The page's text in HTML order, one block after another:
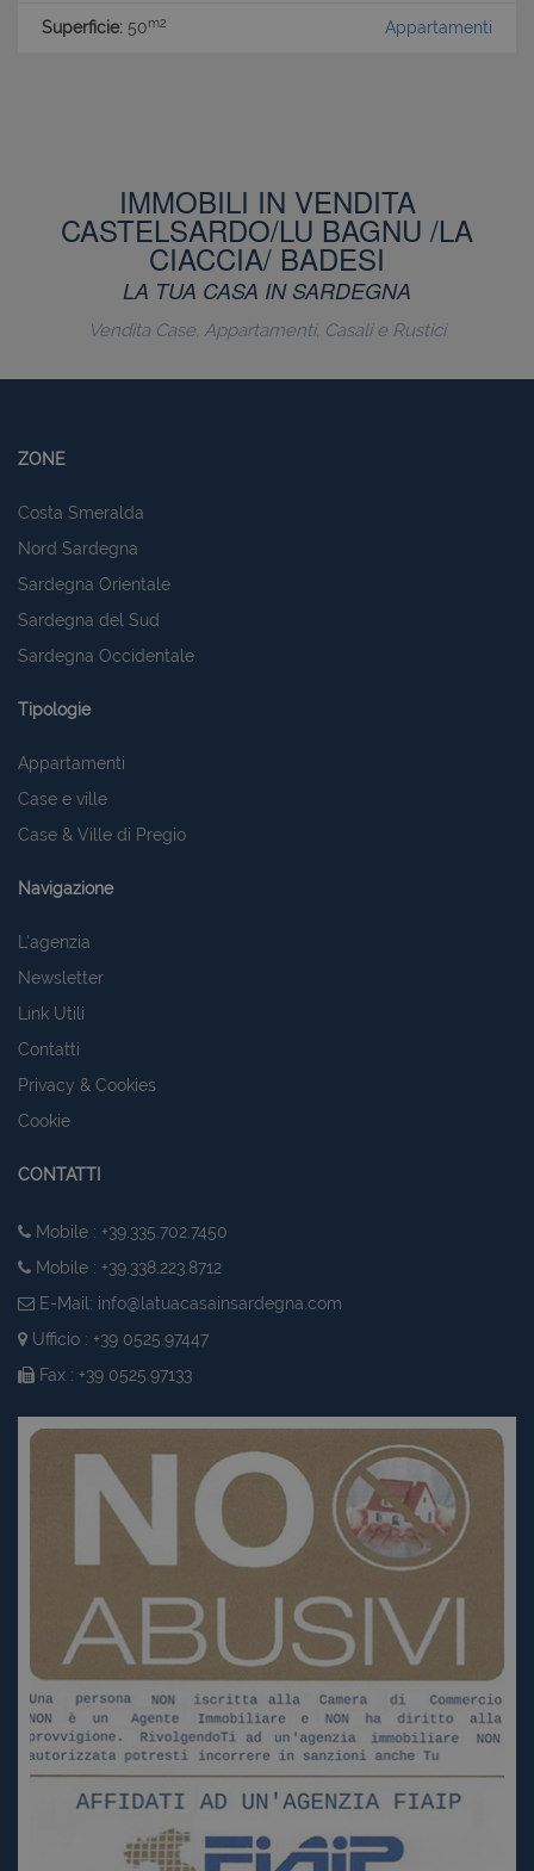
Superficie: 50m2 Appartamenti
IMMOBILI IN VENDITA
CASTELSARDO/LU BAGNU /LA
CIACCIA/ BADESI
LA TUA CASA IN SARDEGNA
Vendita Case, Appartamenti, Casali e Rustici
ZONE
Costa Smeralda
Nord Sardegna
Sardegna Orientale
Sardegna del Sud
Sardegna Occidentale
Tipologie
Appartamenti
Case e ville
Case & Ville di Pregio
Navigazione
L'agenzia
Newsletter
Link Utili
Contatti
Privacy & Cookies
Cookie
CONTATTI
Mobile : +39.335.702.7450
Mobile : +39.338.223.8712
E-Mail: info@latuacasainsardegna.com
Ufficio : +39 0525.97447
Fax : +39 0525.97133